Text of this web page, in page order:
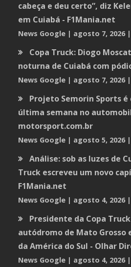
cabeça e deu certo”, diz
em Cuiabá - F1Mania.net
News Google agosto 7, 2026
Copa Truck: Diogo
noturna de Cuiabá com
News Google agosto 7, 2026
Projeto Semorin Sports é
última semana no
motorsport.com.br
News Google agosto 5, 2026
Análise: sob as luzes de
Truck escreveu um novo
F1Mania.net
News Google agosto 4, 2026
Presidente da Copa
autódromo de Mato Grosso
da América do Sul - Olhar
News Google agosto 4, 2026